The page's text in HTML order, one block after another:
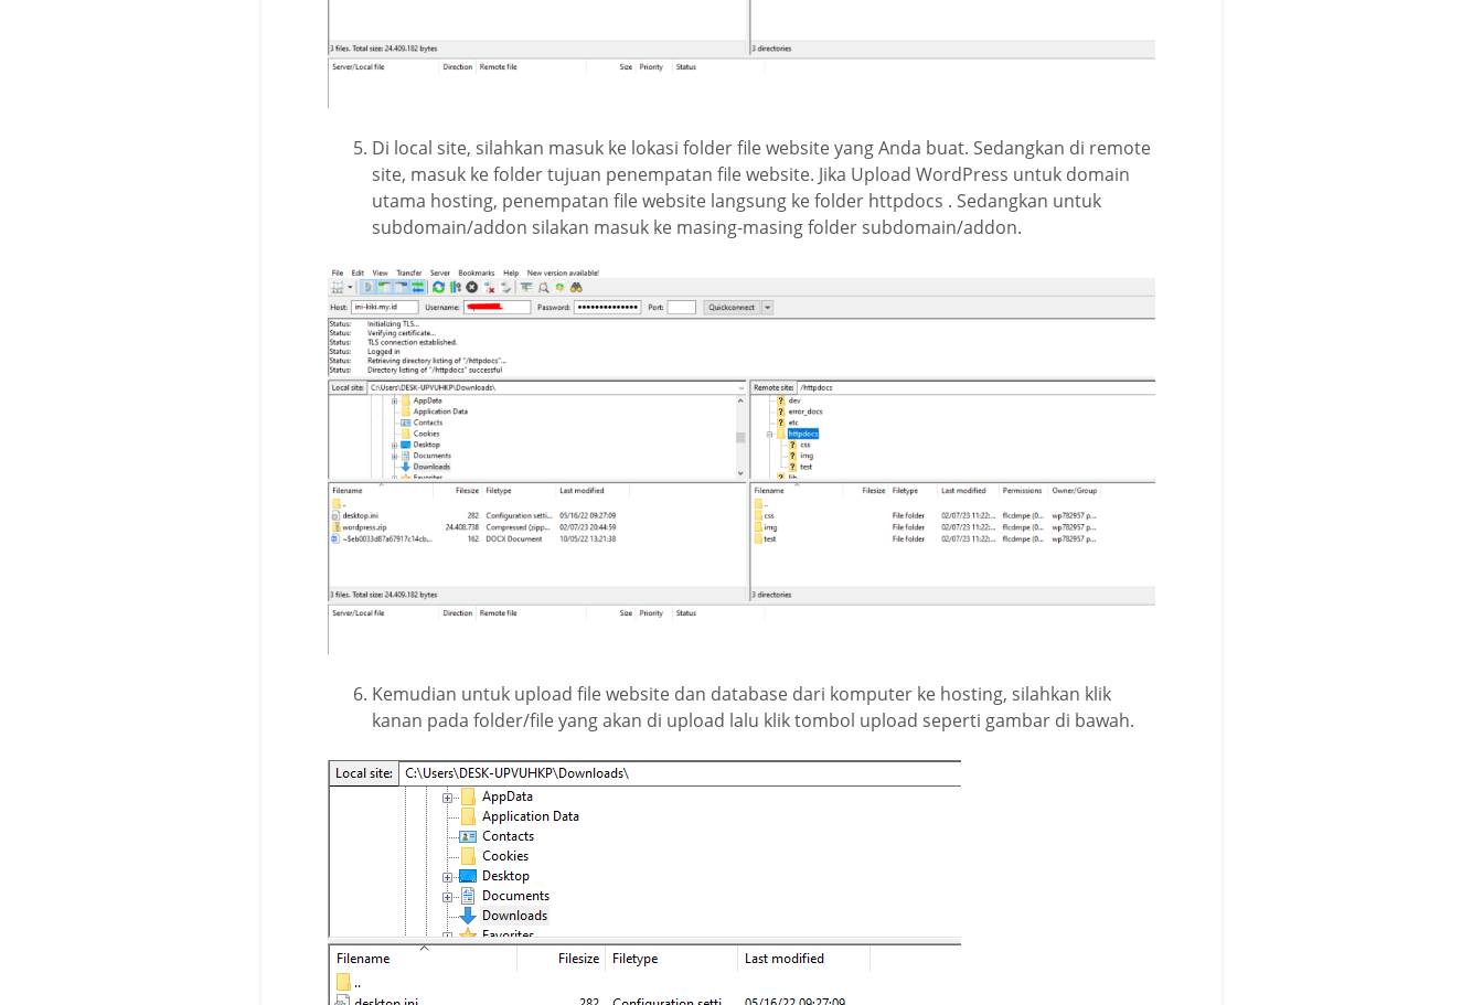
Di local site, silahkan masuk ke lokasi folder file website yang Anda buat. Sedangkan di remote
site, masuk ke folder tujuan penempatan file website. Jika Upload WordPress untuk domain
utama hosting, penempatan file website langsung ke folder httpdocs . Sedangkan untuk
subdomain/addon silakan masuk ke masing-masing folder subdomain/addon.
Kemudian untuk upload file website dan database dari komputer ke hosting, silahkan klik
kanan pada folder/file yang akan di upload lalu klik tombol upload seperti gambar di bawah.